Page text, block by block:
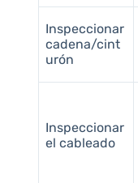
Inspeccionar
cadena/cint
urón
Inspeccionar
el cableado